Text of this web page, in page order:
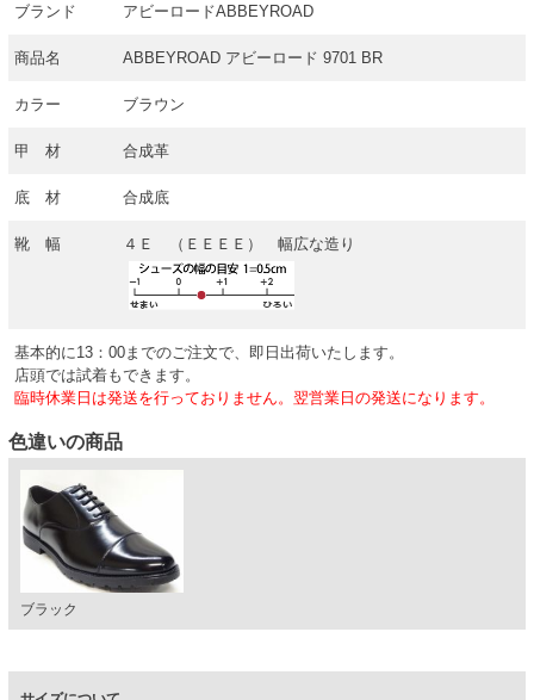
ブランド アビーロードABBEYROAD
商品名 ABBEYROAD アビーロード 9701 BR
カラー ブラウン
甲 材 合成革
底 材 合成底
靴 幅 ４Ｅ （ＥＥＥＥ） 幅広な造り
基本的に13：00までのご注文で、即日出荷いたします。
店頭では試着もできます。
臨時休業日は発送を行っておりません。翌営業日の発送になります。
色違いの商品
ブラック